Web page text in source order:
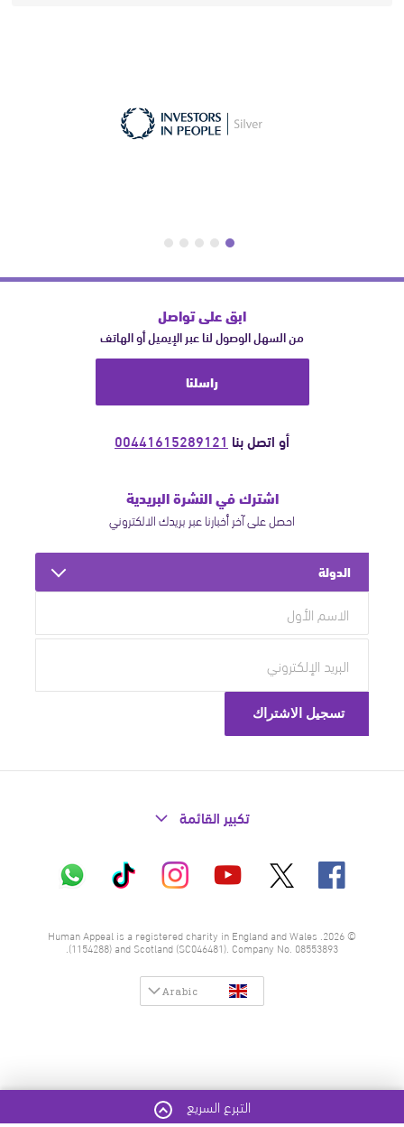
التبرع السريع فتح
ابق على تواصل
من السهل الوصول لنا عبر الإيميل أو الهاتف
راسلنا
أو اتصل بنا 00441615289121
اشترك في النشرة البريدية
احصل على آخر أخبارنا عبر بريدك الالكتروني
الدولة
تكبير القائمة
فيسبوك يوتيوب إنستاغرام تيك
توك
واتساب
© 2026. Human Appeal is a registered charity in England and Wales
(1154288) and Scotland (SC046481). Company No. 08553893.
Arabic